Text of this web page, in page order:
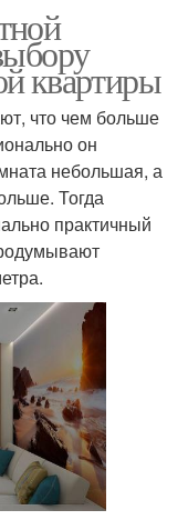
квартиры
что чем больше
он
небольшая, а
Тогда
практичный